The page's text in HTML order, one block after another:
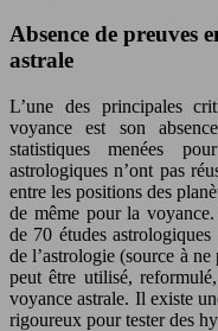
Absence de preuves
astrale
L’une des principales
voyance est son
statistiques menées
astrologiques n’ont pas
entre les positions des
de même pour la
de 70 études
de l’astrologie (source à
peut être utilisé,
voyance astrale. Il existe
rigoureux pour tester des